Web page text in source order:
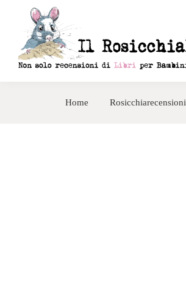
navigazione
primaria
contenuto
principale
Home Rosicchiarecensioni